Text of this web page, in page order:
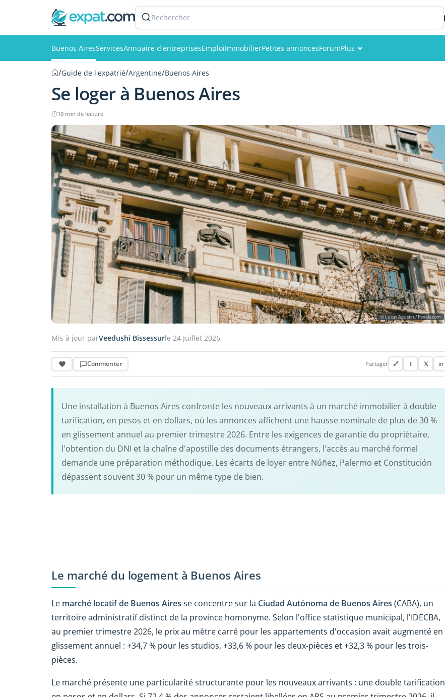
Rechercher
Buenos AiresServicesAnnuaire d'entreprisesEmploiImmobilierPetites annoncesForumPlus
/Guide de l'expatrié/Argentine/Buenos Aires
Se loger à Buenos Aires
10 min de lecture
© Lucas Agustín / Pexels.com
Mis à jour parVeedushi Bissessurle 24 Juillet 2026
Commenter Partager 🔗 f 𝕏 in
Une installation à Buenos Aires confronte les nouveaux arrivants à un marché immobilier à double
tarification, en pesos et en dollars, où les annonces affichent une hausse nominale de plus de 30 %
en glissement annuel au premier trimestre 2026. Entre les exigences de garantie du propriétaire,
l'obtention du DNI et la chaîne d'apostille des documents étrangers, l'accès au marché formel
demande une préparation méthodique. Les écarts de loyer entre Núñez, Palermo et Constitución
dépassent souvent 30 % pour un même type de bien.
Le marché du logement à Buenos Aires
Le marché locatif de Buenos Aires se concentre sur la Ciudad Autónoma de Buenos Aires (CABA), un
territoire administratif distinct de la province homonyme. Selon l'office statistique municipal, l'IDECBA,
au premier trimestre 2026, le prix au mètre carré pour les appartements d'occasion avait augmenté en
glissement annuel : +34,7 % pour les studios, +33,6 % pour les deux-pièces et +32,3 % pour les trois-
pièces.
Le marché présente une particularité structurante pour les nouveaux arrivants : une double tarification